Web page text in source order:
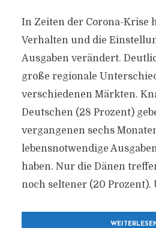
In Zeiten der Corona-Krise
Verhalten und die
Ausgaben verändert.
große regionale
verschiedenen Märkten.
Deutschen (28 Prozent)
vergangenen sechs
lebensnotwendige
haben. Nur die Dänen
noch seltener (20 Prozent).